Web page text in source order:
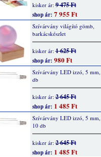
kisker ár:9 475 Ft
shop ár: 7 955 Ft
Szívárvány világító gömb,
barkácskészlet
kisker ár:1 625 Ft
shop ár: 980 Ft
Szívárvány LED izzó, 5 mm,
db
kisker ár:2 645 Ft
shop ár: 1 485 Ft
Szívárvány LED izzó, 5
10 db
kisker ár:2 645 Ft
shop ár: 1 485 Ft